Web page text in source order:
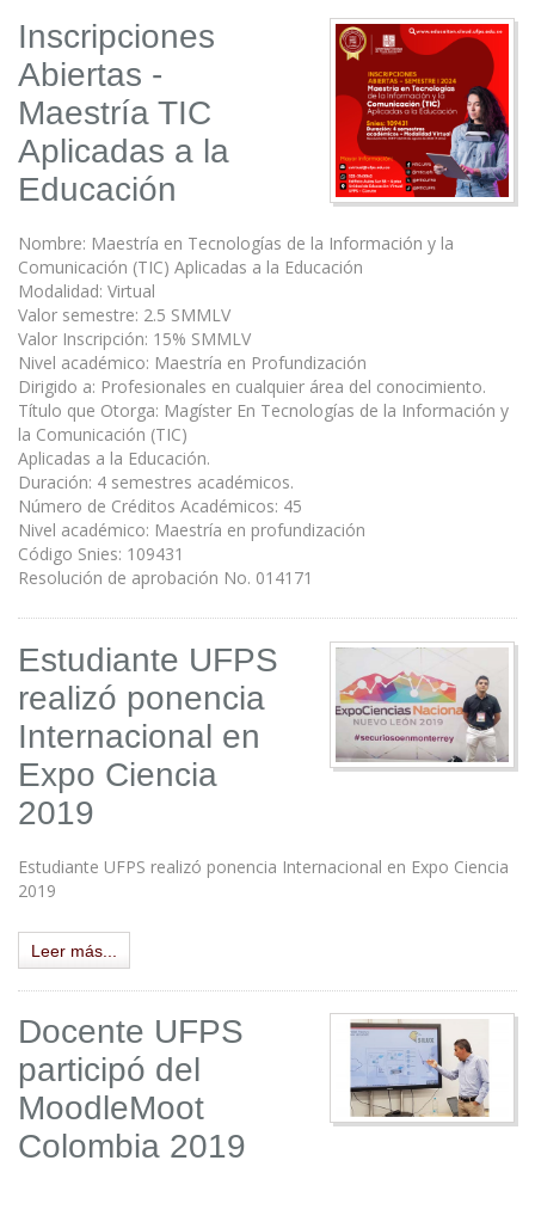
Inscripciones
Abiertas -
Maestría TIC
Aplicadas a la
Educación
Nombre: Maestría en Tecnologías de la Información y la
Comunicación (TIC) Aplicadas a la Educación
Modalidad: Virtual
Valor semestre: 2.5 SMMLV
Valor Inscripción: 15% SMMLV
Nivel académico: Maestría en Profundización
Dirigido a: Profesionales en cualquier área del conocimiento.
Título que Otorga: Magíster En Tecnologías de la Información y
la Comunicación (TIC)
Aplicadas a la Educación.
Duración: 4 semestres académicos.
Número de Créditos Académicos: 45
Nivel académico: Maestría en profundización
Código Snies: 109431
Resolución de aprobación No. 014171
Estudiante UFPS
realizó ponencia
Internacional en
Expo Ciencia
2019
Estudiante UFPS realizó ponencia Internacional en Expo Ciencia
2019
Leer más...
Docente UFPS
participó del
MoodleMoot
Colombia 2019